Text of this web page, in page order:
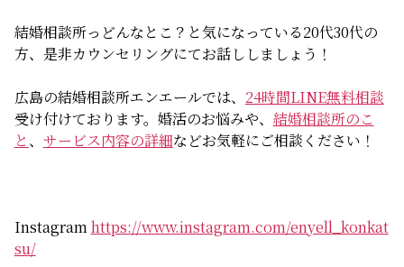
結婚相談所っどんなとこ？と気になっている20代30代の
方、是非カウンセリングにてお話ししましょう！
広島の結婚相談所エンエールでは、 24時間LINE無料相談
受け付けております。婚活のお悩みや、 結婚相談所のこ
と、 サービス内容の詳細などお気軽にご相談ください！
Instagram https://www.instagram.com/enyell_konkat
su/